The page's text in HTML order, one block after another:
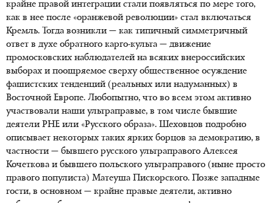
крайне правой интеграции стали появляться по мере того,
как в нее после «оранжевой революции» стал включаться
Кремль. Тогда возникли — как типичный симметричный
ответ в духе обратного карго-культа — движение
промосковских наблюдателей на всяких внероссийских
выборах и поощряемое сверху общественное осуждение
фашистских тенденций (реальных или надуманных) в
Восточной Европе. Любопытно, что во всем этом активно
участвовали наши ультраправые, в том числе бывшие
деятели РНЕ или «Русского образа». Шеховцов подробно
описывает некоторых таких ярких борцов за демократию, в
частности — бывшего русского ультраправого Алексея
Кочеткова и бывшего польского ультраправого (ныне просто
правого популиста) Матеуша Пискорского. Позже западные
гости, в основном — крайне правые деятели, активно